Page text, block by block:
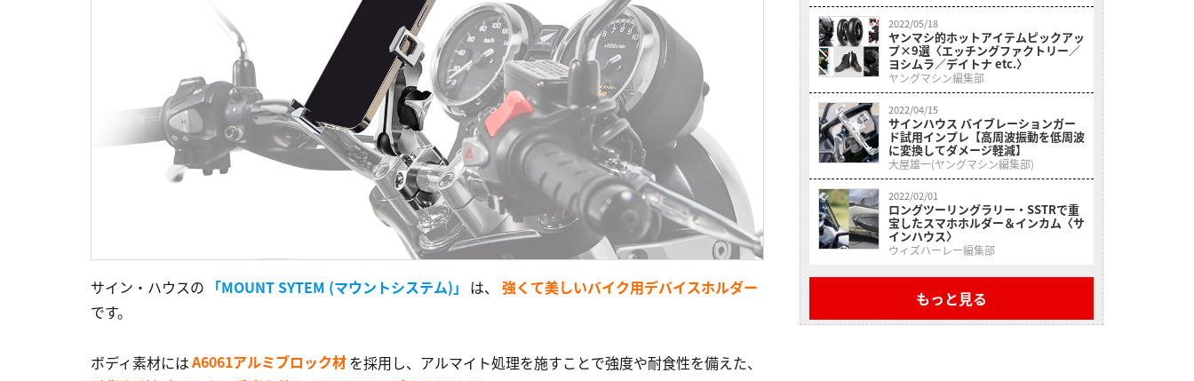
サイン・ハウスの 「MOUNT SYTEM (マウントシステム)」 は、
強くて美しいバイク用デバイスホルダー
です。
ボディ素材にはA6061アルミブロック材を採用し、アルマイト処理を施すことで強度や耐食性を備えた、
2022/05/18
ヤンマシ的ホットアイテムピックアッ
プ×9選〈エッチングファクトリー／
ヨシムラ／デイトナ etc.〉
ヤングマシン編集部
2022/04/15
サインハウス バイブレーションガー
ド試用インプレ【高周波振動を低周波
に変換してダメージ軽減】
大屋雄一(ヤングマシン編集部)
2022/02/01
ロングツーリングラリー・SSTRで重
宝したスマホホルダー＆インカム〈サ
インハウス〉
ウィズハーレー編集部
もっと見る